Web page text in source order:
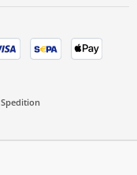
Spedition